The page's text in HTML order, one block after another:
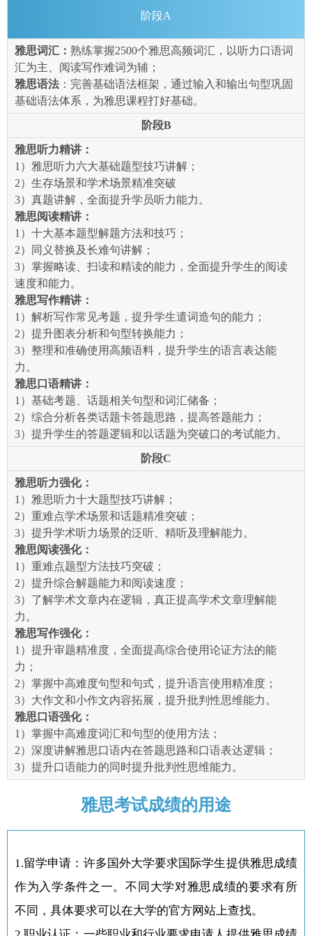
阶段A
雅思词汇： 熟练掌握2500个雅思高频词汇，以听力口语词
汇为主、阅读写作难词为辅；
雅思语法 ：完善基础语法框架，通过输入和输出句型巩固
基础语法体系，为雅思课程打好基础。
阶段B
雅思听力精讲：
1）雅思听力六大基础题型技巧讲解；
2）生存场景和学术场景精准突破
3）真题讲解，全面提升学员听力能力。
雅思阅读精讲：
1）十大基本题型解题方法和技巧；
2）同义替换及长难句讲解；
3）掌握略读、扫读和精读的能力，全面提升学生的阅读
速度和能力。
雅思写作精讲：
1）解析写作常见考题，提升学生遣词造句的能力；
2）提升图表分析和句型转换能力；
3）整理和准确使用高频语料，提升学生的语言表达能
力。
雅思口语精讲：
1）基础考题、话题相关句型和词汇储备；
2）综合分析各类话题卡答题思路，提高答题能力；
3）提升学生的答题逻辑和以话题为突破口的考试能力。
阶段C
雅思听力强化：
1）雅思听力十大题型技巧讲解；
2）重难点学术场景和话题精准突破；
3）提升学术听力场景的泛听、精听及理解能力。
雅思阅读强化：
1）重难点题型方法技巧突破；
2）提升综合解题能力和阅读速度；
3）了解学术文章内在逻辑，真正提高学术文章理解能
力。
雅思写作强化：
1）提升审题精准度，全面提高综合使用论证方法的能
力；
2）掌握中高难度句型和句式，提升语言使用精准度；
3）大作文和小作文内容拓展，提升批判性思维能力。
雅思口语强化：
1）掌握中高难度词汇和句型的使用方法；
2）深度讲解雅思口语内在答题思路和口语表达逻辑；
3）提升口语能力的同时提升批判性思维能力。
雅思考试成绩的用途
1.留学申请：许多国外大学要求国际学生提供雅思成绩
作为入学条件之一。不同大学对雅思成绩的要求有所
不同，具体要求可以在大学的官方网站上查找。